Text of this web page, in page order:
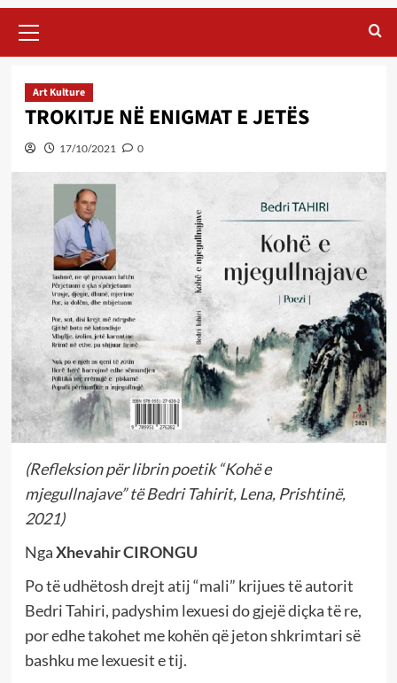
Menu
Art Kulture
TROKITJE NË ENIGMAT E JETËS
17/10/2021 0
(Refleksion për librin poetik “Kohë e
mjegullnajave” të Bedri Tahirit, Lena, Prishtinë,
2021)
NgaXhevahir CIRONGU
Po të udhëtosh drejt atij “mali” krijues të autorit
Bedri Tahiri, padyshim lexuesi do gjejë diçka të re,
por edhe takohet me kohën që jeton shkrimtari së
bashku me lexuesit e tij.